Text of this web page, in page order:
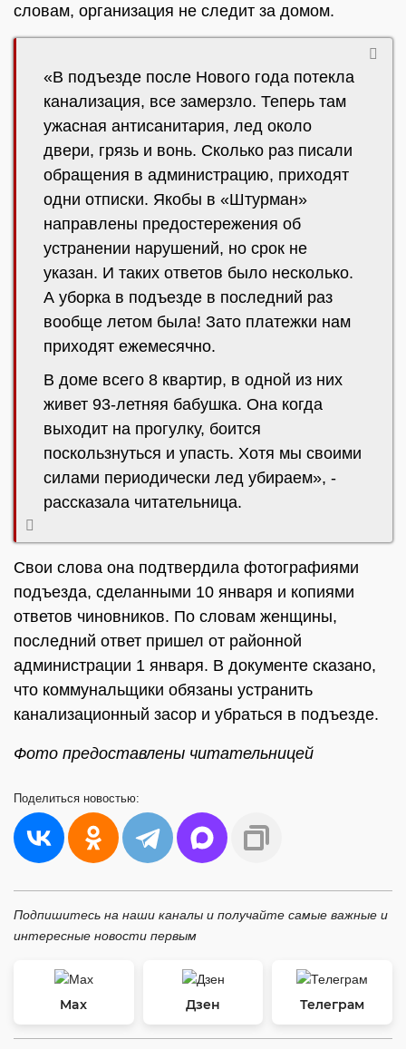
словам, организация не следит за домом.
«В подъезде после Нового года потекла
канализация, все замерзло. Теперь там
ужасная антисанитария, лед около
двери, грязь и вонь. Сколько раз писали
обращения в администрацию, приходят
одни отписки. Якобы в «Штурман»
направлены предостережения об
устранении нарушений, но срок не
указан. И таких ответов было несколько.
А уборка в подъезде в последний раз
вообще летом была! Зато платежки нам
приходят ежемесячно.
В доме всего 8 квартир, в одной из них
живет 93-летняя бабушка. Она когда
выходит на прогулку, боится
поскользнуться и упасть. Хотя мы своими
силами периодически лед убираем», -
рассказала читательница.
Свои слова она подтвердила фотографиями
подъезда, сделанными 10 января и копиями
ответов чиновников. По словам женщины,
последний ответ пришел от районной
администрации 1 января. В документе сказано,
что коммунальщики обязаны устранить
канализационный засор и убраться в подъезде.
Фото предоставлены читательницей
Поделиться новостью:
Подпишитесь на наши каналы и получайте самые важные и
интересные новости первым
Max Дзен Телеграм